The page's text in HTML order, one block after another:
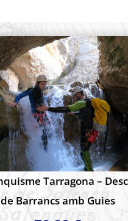
Montserrat –
Barcelona